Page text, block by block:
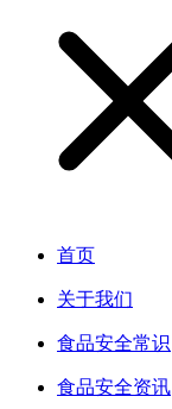
首页
关于我们
食品安全常识
食品安全资讯